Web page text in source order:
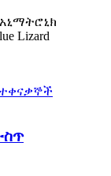
Lizard